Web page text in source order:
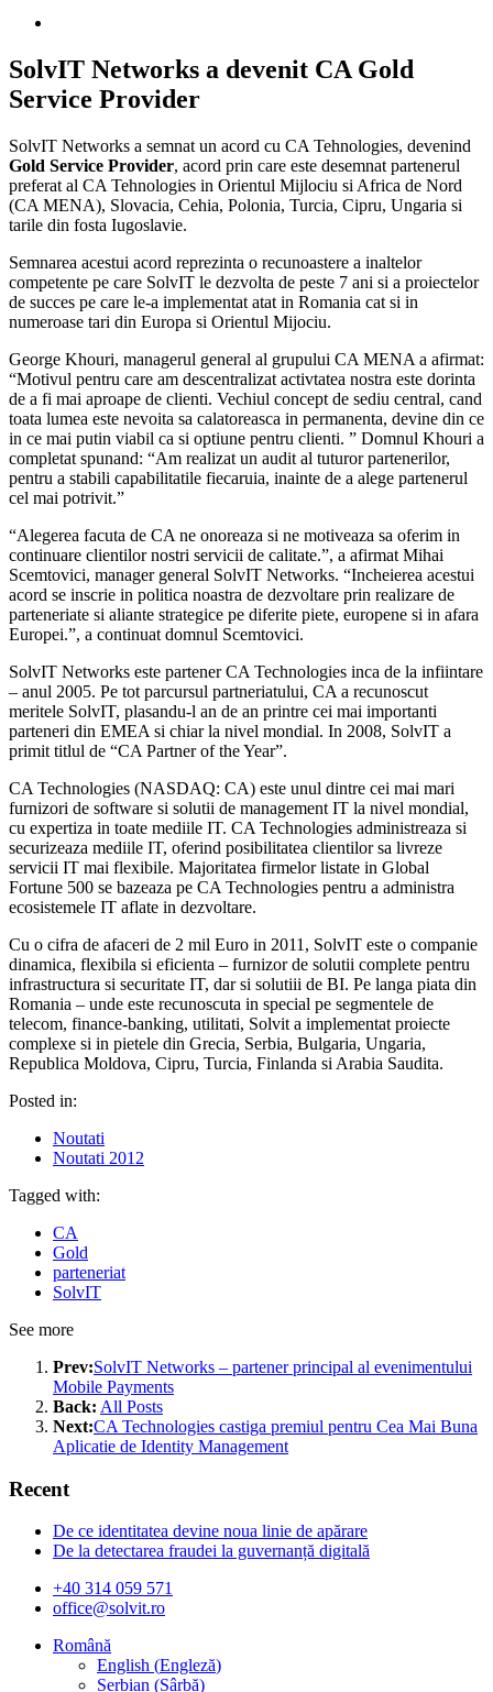
SolvIT Networks a devenit CA Gold
Service Provider
SolvIT Networks a semnat un acord cu CA Tehnologies, devenind
Gold Service Provider, acord prin care este desemnat partenerul
preferat al CA Tehnologies in Orientul Mijlociu si Africa de Nord
(CA MENA), Slovacia, Cehia, Polonia, Turcia, Cipru, Ungaria si
tarile din fosta Iugoslavie.
Semnarea acestui acord reprezinta o recunoastere a inaltelor
competente pe care SolvIT le dezvolta de peste 7 ani si a proiectelor
de succes pe care le-a implementat atat in Romania cat si in
numeroase tari din Europa si Orientul Mijociu.
George Khouri, managerul general al grupului CA MENA a afirmat:
“Motivul pentru care am descentralizat activtatea nostra este dorinta
de a fi mai aproape de clienti. Vechiul concept de sediu central, cand
toata lumea este nevoita sa calatoreasca in permanenta, devine din ce
in ce mai putin viabil ca si optiune pentru clienti. ” Domnul Khouri a
completat spunand: “Am realizat un audit al tuturor partenerilor,
pentru a stabili capabilitatile fiecaruia, inainte de a alege partenerul
cel mai potrivit.”
“Alegerea facuta de CA ne onoreaza si ne motiveaza sa oferim in
continuare clientilor nostri servicii de calitate.”, a afirmat Mihai
Scemtovici, manager general SolvIT Networks. “Incheierea acestui
acord se inscrie in politica noastra de dezvoltare prin realizare de
parteneriate si aliante strategice pe diferite piete, europene si in afara
Europei.”, a continuat domnul Scemtovici.
SolvIT Networks este partener CA Technologies inca de la infiintare
– anul 2005. Pe tot parcursul partneriatului, CA a recunoscut
meritele SolvIT, plasandu-l an de an printre cei mai importanti
parteneri din EMEA si chiar la nivel mondial. In 2008, SolvIT a
primit titlul de “CA Partner of the Year”.
CA Technologies (NASDAQ: CA) este unul dintre cei mai mari
furnizori de software si solutii de management IT la nivel mondial,
cu expertiza in toate mediile IT. CA Technologies administreaza si
securizeaza mediile IT, oferind posibilitatea clientilor sa livreze
servicii IT mai flexibile. Majoritatea firmelor listate in Global
Fortune 500 se bazeaza pe CA Technologies pentru a administra
ecosistemele IT aflate in dezvoltare.
Cu o cifra de afaceri de 2 mil Euro in 2011, SolvIT este o companie
dinamica, flexibila si eficienta – furnizor de solutii complete pentru
infrastructura si securitate IT, dar si solutiii de BI. Pe langa piata din
Romania – unde este recunoscuta in special pe segmentele de
telecom, finance-banking, utilitati, Solvit a implementat proiecte
complexe si in pietele din Grecia, Serbia, Bulgaria, Ungaria,
Republica Moldova, Cipru, Turcia, Finlanda si Arabia Saudita.
Posted in:
Noutati
Noutati 2012
Tagged with:
CA
Gold
parteneriat
SolvIT
See more
Prev:SolvIT Networks – partener principal al evenimentului
Mobile Payments
Back: All Posts
Next:CA Technologies castiga premiul pentru Cea Mai Buna
Aplicatie de Identity Management
Recent
De ce identitatea devine noua linie de apărare
De la detectarea fraudei la guvernanță digitală
+40 314 059 571
office@solvit.ro
Română
English (Engleză)
Serbian (Sârbă)